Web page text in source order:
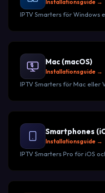
Installationsguide →
IPTV Smarters för Windows
Mac (macOS)
Installationsguide →
IPTV Smarters för Mac eller
Smartphones
Installationsguide →
IPTV Smarters Pro för iOS